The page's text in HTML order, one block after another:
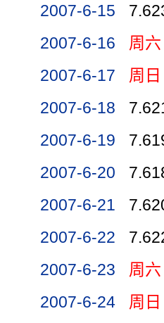
2007-6-15
2007-6-16
周六
2007-6-17
周日
2007-6-18
2007-6-19
2007-6-20
2007-6-21
2007-6-22
2007-6-23
周六
2007-6-24
周日